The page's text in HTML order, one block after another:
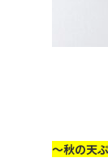
～秋の天